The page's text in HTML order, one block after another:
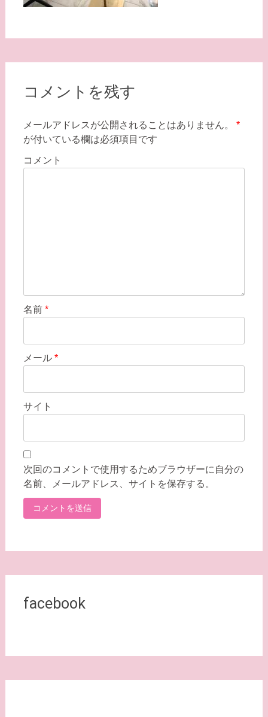
コメントを残す
メールアドレスが公開されることはありません。
*
が付いている欄は必須項目です
コメント
名前 *
メール *
サイト
次回のコメントで使用するためブラウザーに自分の
名前、メールアドレス、サイトを保存する。
facebook